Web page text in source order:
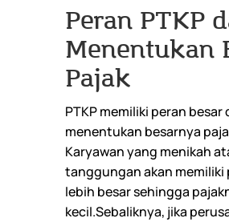
Peran PTKP
Menentukan
Pajak
PTKP memiliki peran besar
menentukan besarnya
Karyawan yang menikah
tanggungan akan memiliki
lebih besar sehingga
kecil.Sebaliknya, jika